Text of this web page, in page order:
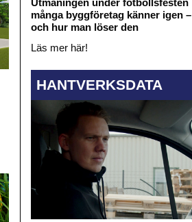
många byggföretag känner igen –
och hur man löser den
Läs mer här!
HANTVERKSDATA